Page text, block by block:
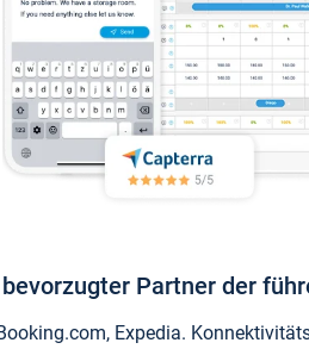
Partner der
Expedia.